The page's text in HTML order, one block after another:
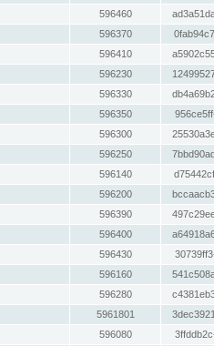
596460
596370
596410
596230
596330
596350
596300
596250
596140
596200
596390
596400
596430
596160
596280
5961801
596080